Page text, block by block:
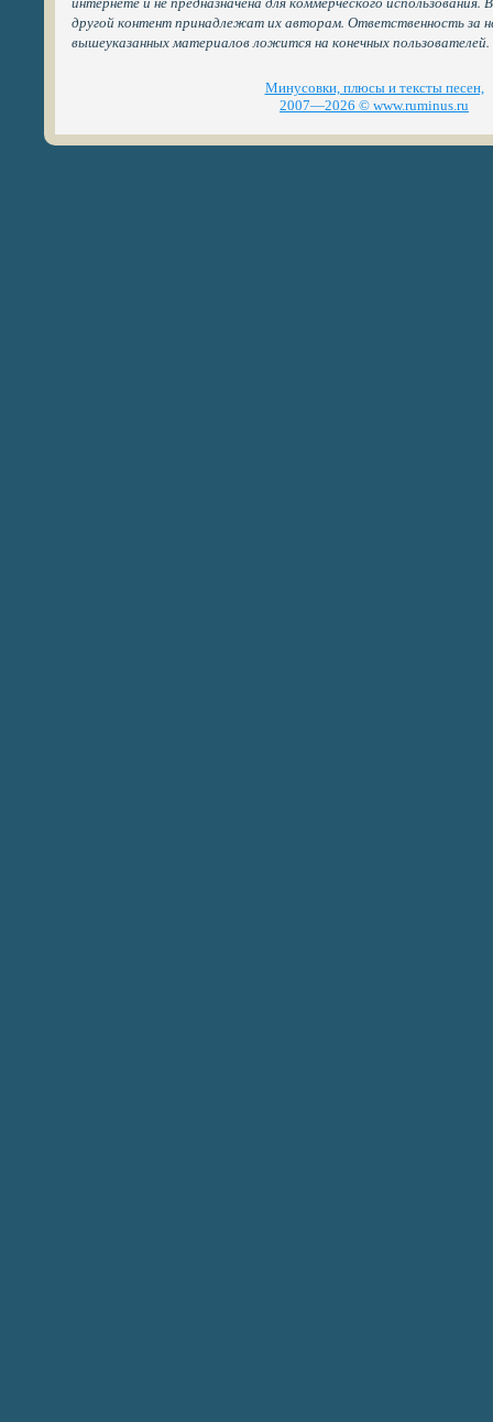
другой контент принадлежат их авторам. Ответственность за
вышеуказанных материалов ложится на конечных пользователей.
Минусовки, плюсы и тексты песен,
2007—2026 © www.ruminus.ru